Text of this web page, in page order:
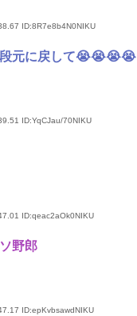
ID:8R7e8b4N0NIKU
元に戻して😭😭😭😭
ID:YqCJau/70NIKU
ID:qeac2aOk0NIKU
野郎
ID:epKvbsawdNIKU